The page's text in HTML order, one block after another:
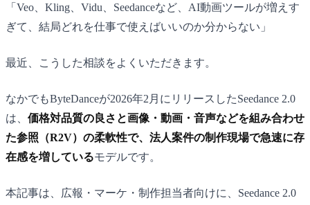
「Veo、Kling、Vidu、Seedanceなど、AI動画ツールが増えす
ぎて、結局どれを仕事で使えばいいのか分からない」
最近、こうした相談をよくいただきます。
なかでもByteDanceが2026年2月にリリースしたSeedance 2.0
は、 価格対品質の良さと画像・動画・音声などを組み合わせ
た参照（R2V）の柔軟性で、法人案件の制作現場で急速に存
在感を増しているモデルです。
本記事は、広報・マーケ・制作担当者向けに、Seedance 2.0